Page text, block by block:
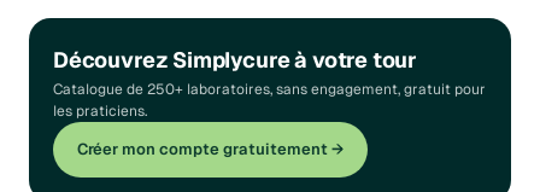
Découvrez Simplycure à votre tour
Catalogue de 250+ laboratoires, sans engagement, gratuit pour
les praticiens.
Créer mon compte gratuitement →